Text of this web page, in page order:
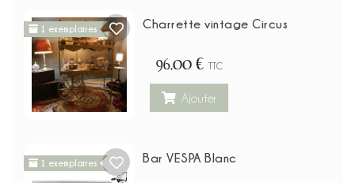
1 exemplaires Charrette vintage Circus
96,00 € TTC
Ajouter
1 exemplaires Bar VESPA Blanc